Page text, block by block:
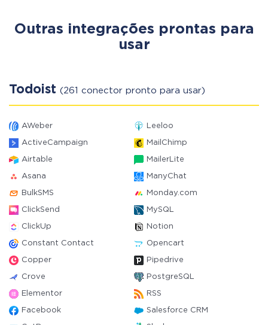
Outras integrações prontas para
usar
Todoist (261 conector pronto para usar)
AWeber Leeloo
ActiveCampaign MailChimp
Airtable MailerLite
Asana ManyChat
BulkSMS Monday.com
ClickSend MySQL
ClickUp Notion
Constant Contact Opencart
Copper Pipedrive
Crove PostgreSQL
Elementor RSS
Facebook Salesforce CRM